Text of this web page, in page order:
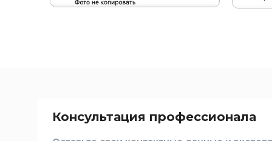
Консультация профессионала